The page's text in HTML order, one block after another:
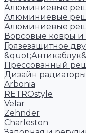
Алюминиевые
Алюминиевые
Алюминиевые
Ворсовые ковры и
Грязезащитное
Прессованный
Дизайн радиаторы
Arbonia
RETROstyle
Velar
Zehnder
Charleston